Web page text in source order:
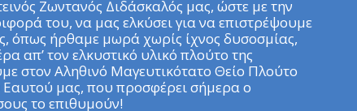
Ζωντανός Διδάσκαλός μας, ώστε με την
του, να μας ελκύσει για να επιστρέψουμε
όπως ήρθαμε μωρά χωρίς ίχνος δυσοσμίας,
απ’ τον ελκυστικό υλικό πλούτο της
στον Αληθινό Μαγευτικότατο Θείο Πλούτο
μας, που προσφέρει σήμερα ο
το επιθυμούν!